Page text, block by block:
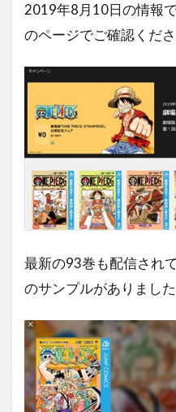
2019年8月10日の情報
のページでご確認くださ
最新の93巻も配信され
のサンプルがありました